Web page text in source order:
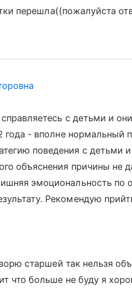
перешла((пожалуйста
с детьми и
года - вполне нормальный
поведения с детьми
объяснения причины не
эмоциональность по
Рекомендую
старшей так нельзя
что больше не буду я